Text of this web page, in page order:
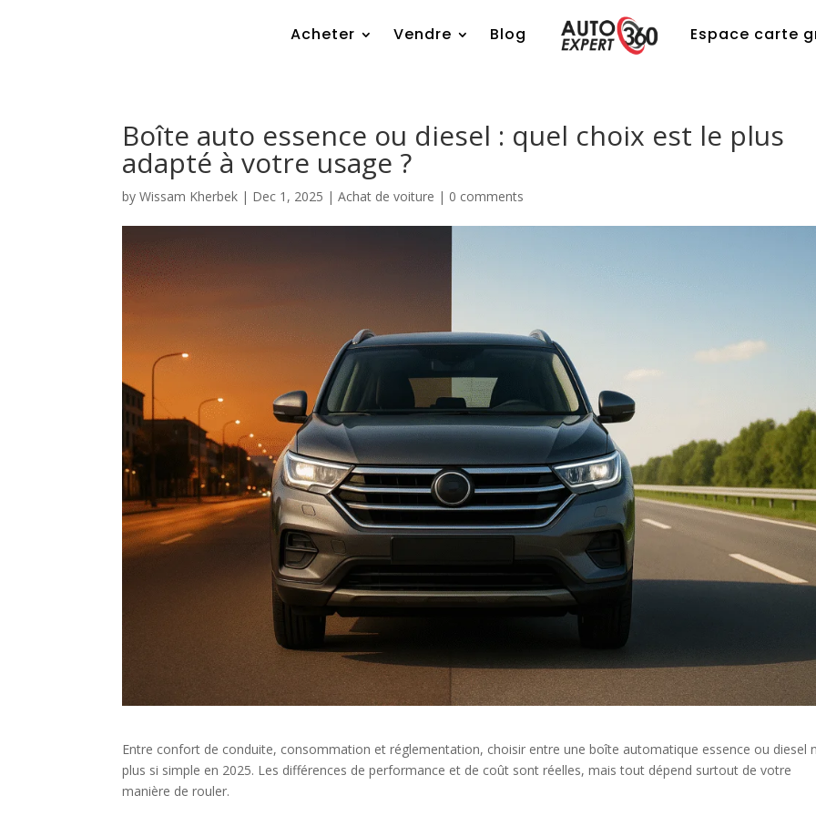
Acheter Vendre Blog Espace carte
Boîte auto essence ou diesel : quel choix est le plus
adapté à votre usage ?
byWissam Kherbek | Dec 1, 2025 |Achat de voiture | 0 comments
Entre confort de conduite, consommation et réglementation, choisir entre une boîte automatique essence ou diesel
plus si simple en 2025. Les différences de performance et de coût sont réelles, mais tout dépend surtout de votre
manière de rouler.